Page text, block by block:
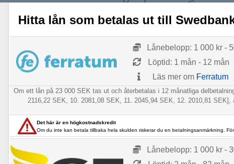
Hitta lån som betalas ut till
Lånebelopp: 1 000 kr -
Löptid: 1 mån - 12 mån
Läs mer om Ferratum
Om ett lån på 23 000 SEK tas ut och återbetalas i 12 månatliga
2116,22 SEK, 10. 2081,08 SEK, 11. 2045,94 SEK, 12. 2010,81
Det här är en högkostnadskredit
Om du inte kan betala tillbaka hela skulden riskerar du en betalningsanmärkning.
Lånebelopp: 1 000 kr -